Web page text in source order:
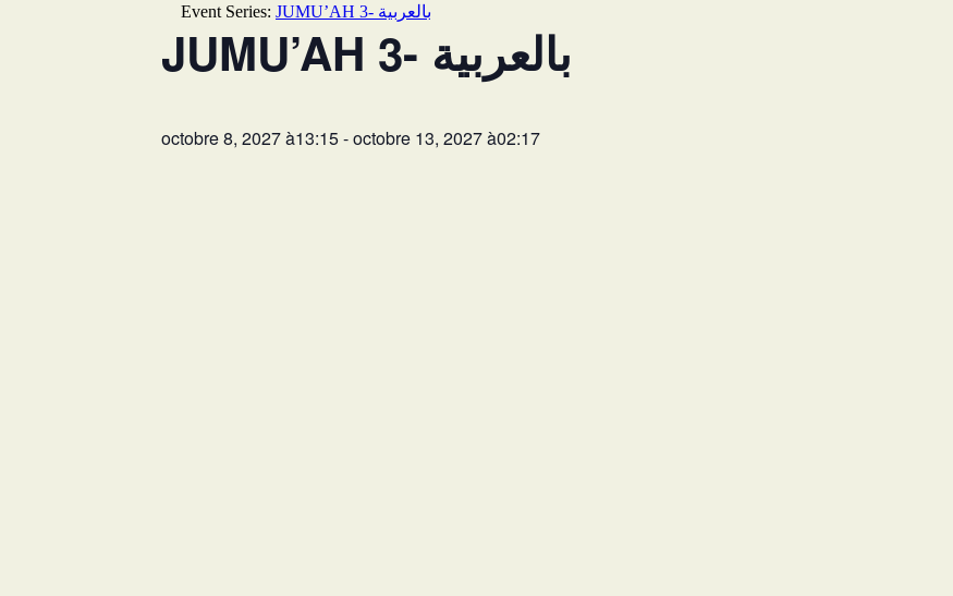
Event Series: JUMU’AH 3- بالعربية
JUMU’AH 3- بالعربية
octobre 8, 2027 à13:15-octobre 13, 2027 à02:17